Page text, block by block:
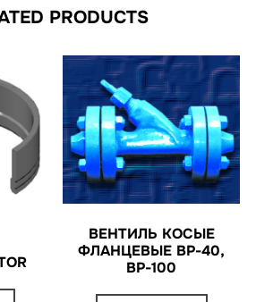
PRODUCTS
ВЕНТИЛЬ КОСЫЕ
ФЛАНЦЕВЫЕ ВР-40,
ВР-100